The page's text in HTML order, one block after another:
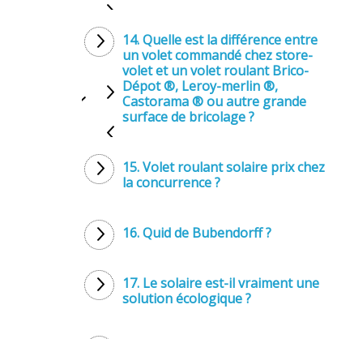
14. Quelle est la différence entre
un volet commandé chez store-
volet et un volet roulant Brico-
Dépot ®, Leroy-merlin ®,
Castorama ® ou autre grande
surface de bricolage ?
15. Volet roulant solaire prix chez
la concurrence ?
16. Quid de Bubendorff ?
17. Le solaire est-il vraiment une
solution écologique ?